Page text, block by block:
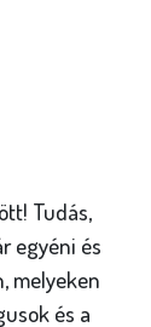
Tudás,
egyéni és
melyeken
és a